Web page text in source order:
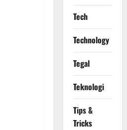
Tech
Technology
Tegal
Teknologi
Tips &
Tricks